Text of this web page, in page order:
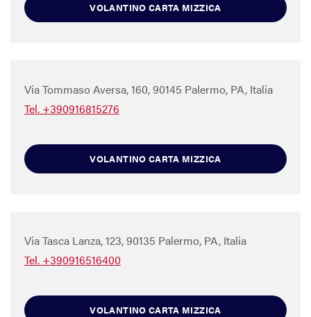
VOLANTINO CARTA MIZZICA
Via Tommaso Aversa, 160, 90145 Palermo, PA, Italia
Tel. +390916815276
VOLANTINO CARTA MIZZICA
Via Tasca Lanza, 123, 90135 Palermo, PA, Italia
Tel. +390916516400
VOLANTINO CARTA MIZZICA